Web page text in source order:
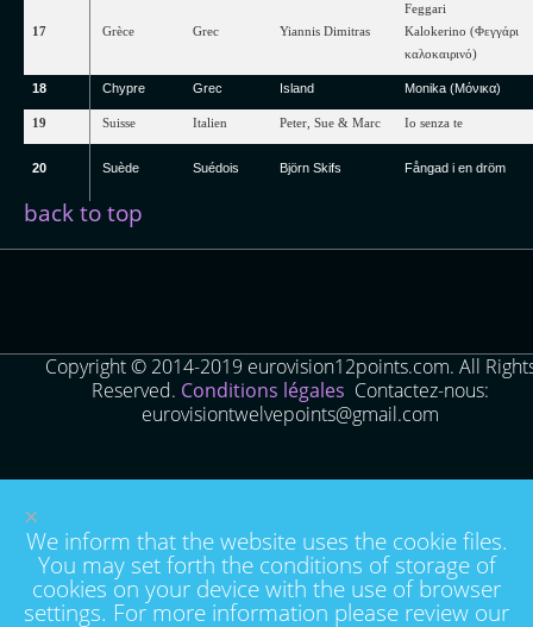
17 Grèce Grec Yiannis Dimitras
Feggari
Kalokerino (Φεγγάρι
καλοκαιρινό)
18 Chypre Grec Island Monika (Μόνικα)
19 Suisse Italien Peter ,Sue &Marc Io senza te
20 Suède Suédois Björn Skifs Fångad ien dröm
back to top
Copyright © 2014-2019 eurovision12points.com. All
Reserved. Conditions légales Contactez-nous:
eurovisiontwelvepoints@gmail.com
×
We inform that the website uses the cookie files.
You may set forth the conditions of storage of
cookies on your device with the use of browser
settings. For more information please review our